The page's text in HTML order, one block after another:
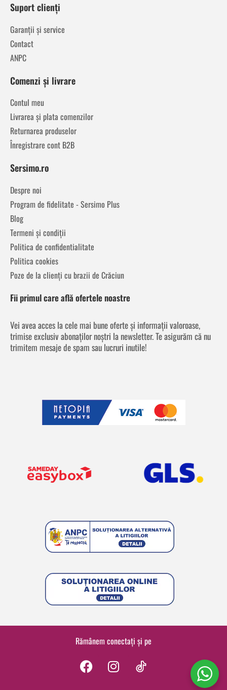
Suport clienți
Garanții și service
Contact
ANPC
Comenzi și livrare
Contul meu
Livrarea și plata comenzilor
Returnarea produselor
Înregistrare cont B2B
Sersimo.ro
Despre noi
Program de fidelitate - Sersimo Plus
Blog
Termeni și condiții
Politica de confidentialitate
Politica cookies
Poze de la clienți cu brazii de Crăciun
Fii primul care află ofertele noastre
Vei avea acces la cele mai bune oferte și informații valoroase,
trimise exclusiv abonaților noștri la newsletter. Te asigurăm că nu
trimitem mesaje de spam sau lucruri inutile!
Rămânem conectați și pe
F
I